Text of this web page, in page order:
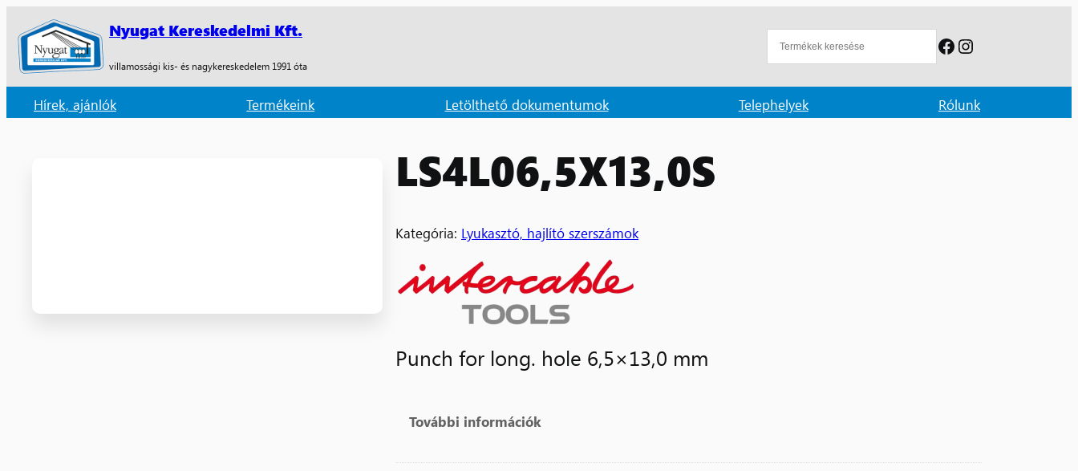
Nyugat Kereskedelmi Kft.
villamossági kis- és nagykereskedelem 1991 óta
Facebook
Instagram
Hírek, ajánlók Termékeink Letölthető dokumentumok Telephelyek Rólunk
LS4L06,5X13,0S
Kategória: Lyukasztó, hajlító szerszámok
Punch for long. hole 6,5×13,0 mm
További információk